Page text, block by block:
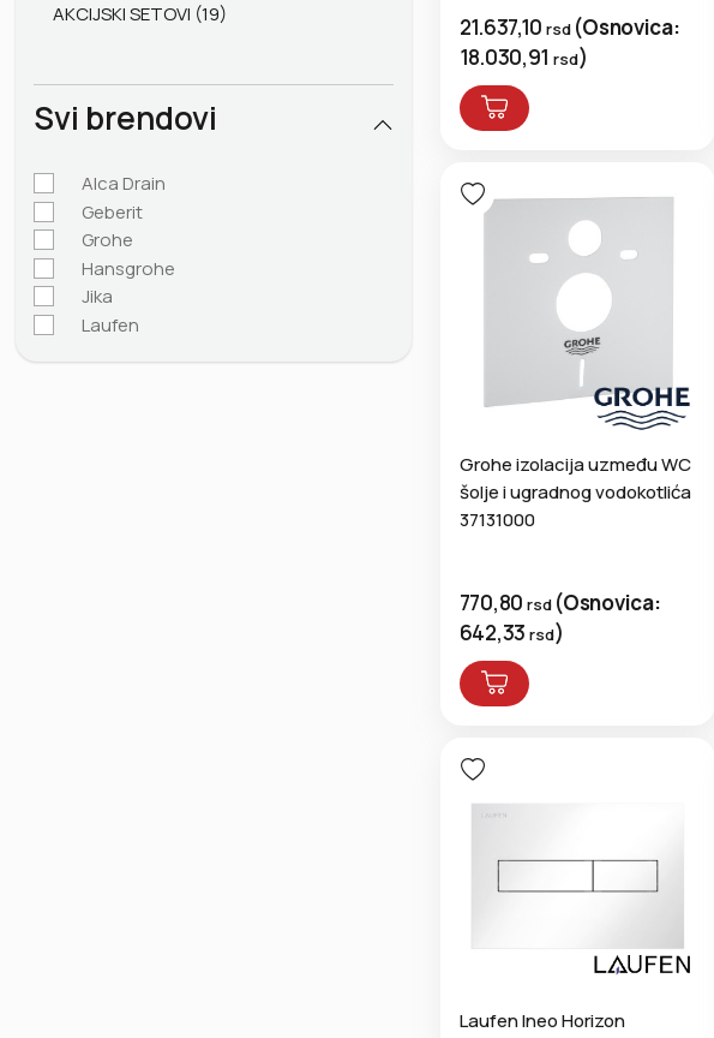
AKCIJSKI SETOVI (19)
Svi brendovi
Alca Drain
Geberit
Grohe
Hansgrohe
Jika
Laufen
21.637,10 rsd (Osnovica:
18.030,91 rsd)
Grohe izolacija uzmeđu WC
šolje i ugradnog vodokotlića
37131000
770,80 rsd (Osnovica:
642,33 rsd)
Laufen Ineo Horizon